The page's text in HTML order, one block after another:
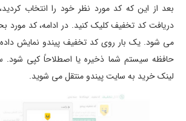
بعد از این که کد مورد نظر خود را انتخاب
دریافت کد تخفیف کلیک کنید. در ادامه، کد مورد
می شود. یک بار روی کد تخفیف پیندو نمایش
حافظه سیستم شما ذخیره یا اصطلاحاً کپی شود.
لینک خرید به سایت پیندو منتقل می شوید.